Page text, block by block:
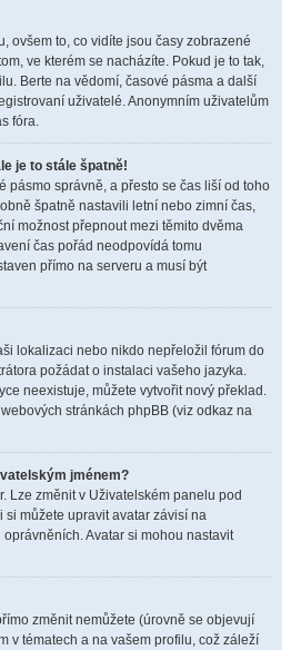
ovšem to, co vidíte jsou časy zobrazené
ve kterém se nacházíte. Pokud je to tak,
Berte na vědomí, časové pásma a další
uživatelé. Anonymním uživatelům
fóra.
je to stále špatně!
pásmo správně, a přesto se čas liší od toho
špatně nastavili letní nebo zimní čas,
možnost přepnout mezi těmito dvěma
čas pořád neodpovídá tomu
přímo na serveru a musí být
lokalizaci nebo nikdo nepřeložil fórum do
požádat o instalaci vašeho jazyka.
neexistuje, můžete vytvořit nový překlad.
stránkách phpBB (viz odkaz na
jménem?
Lze změnit v Uživatelském panelu pod
můžete upravit avatar závisí na
Avatar si mohou nastavit
změnit nemůžete (úrovně se objevují
v tématech a na vašem profilu, což záleží